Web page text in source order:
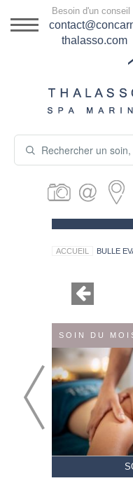
DESTINATION
SÉJOURS
PRODUITS
GUIDE
Besoin d'un conseil
thalasso.com
ACCUEIL BULLE
SOIN DU